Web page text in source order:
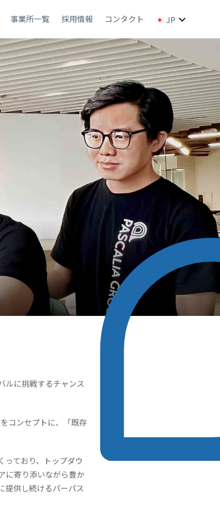
事業所一覧 採用情報 コンタクト JP
ルに挑戦するチャンス
コンセプトに、「既存
っており、トップダウ
に寄り添いながら豊か
提供し続けるパーパス